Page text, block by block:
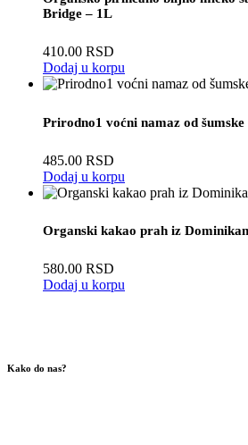
Bridge – 1L
410.00 RSD
Dodaj u korpu
Prirodno1 voćni namaz od šumske
485.00 RSD
Dodaj u korpu
Organski kakao prah iz
580.00 RSD
Dodaj u korpu
Kako do nas?